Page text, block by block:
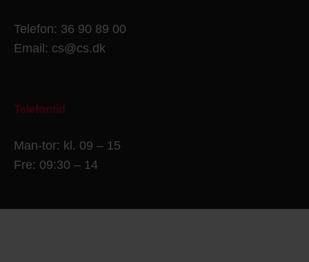
Telefon: 36 90 89 00
Email: cs@cs.dk
Telefontid
Man-tor: kl. 09 – 15
Fre: 09:30 – 14